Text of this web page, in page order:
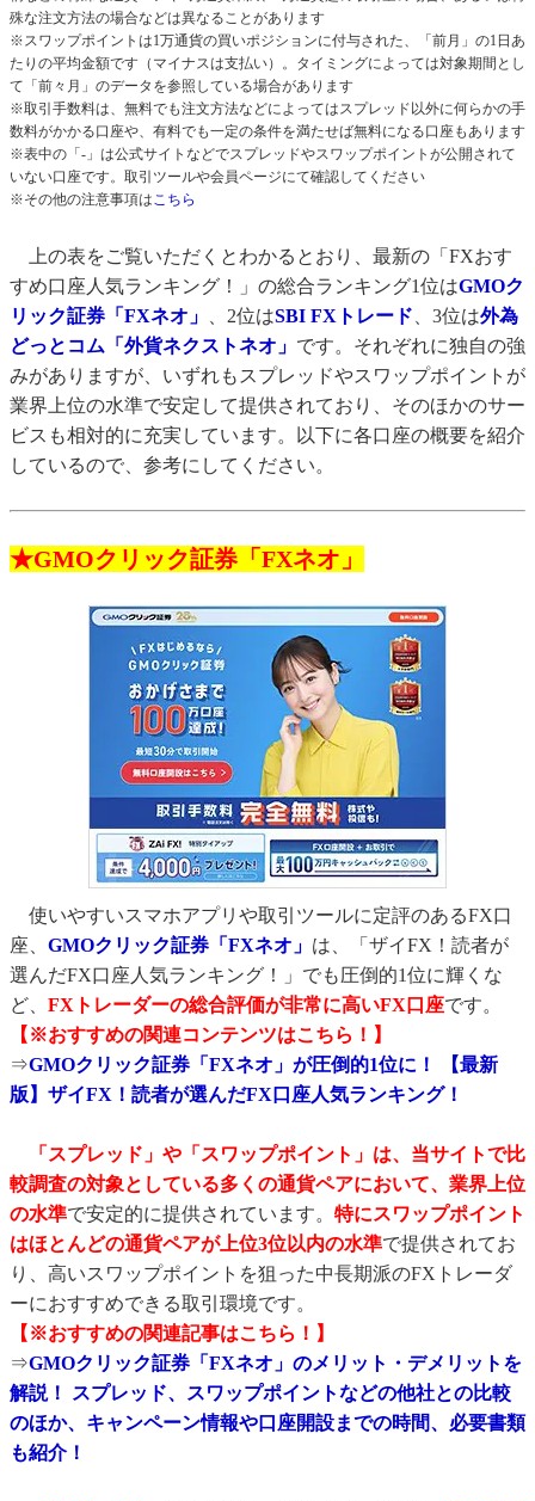
殊な注文方法の場合などは異なることがあります
※スワップポイントは1万通貨の買いポジションに付与された、「前月」の1日あ
たりの平均金額です（マイナスは支払い）。タイミングによっては対象期間とし
て「前々月」のデータを参照している場合があります
※取引手数料は、無料でも注文方法などによってはスプレッド以外に何らかの手
数料がかかる口座や、有料でも一定の条件を満たせば無料になる口座もあります
※表中の「-」は公式サイトなどでスプレッドやスワップポイントが公開されて
いない口座です。取引ツールや会員ページにて確認してください
※その他の注意事項はこちら
上の表をご覧いただくとわかるとおり、最新の「FXおす
すめ口座人気ランキング！」の総合ランキング1位はGMOク
リック証券「FXネオ」
、2位はSBI FXトレード 、3位は外為
どっとコム「外貨ネクストネオ」 です。それぞれに独自の強
みがありますが、いずれもスプレッドやスワップポイントが
業界上位の水準で安定して提供されており、そのほかのサー
ビスも相対的に充実しています。以下に各口座の概要を紹介
しているので、参考にしてください。
★GMOクリック証券「FXネオ」
使いやすいスマホアプリや取引ツールに定評のあるFX口
座、 GMOクリック証券「FXネオ」 は、「ザイFX！読者が
選んだFX口座人気ランキング！」でも圧倒的1位に輝くな
ど、 FXトレーダーの総合評価が非常に高いFX口座です。
【※おすすめの関連コンテンツはこちら！】
⇒GMOクリック証券「FXネオ」が圧倒的1位に！ 【最新
版】ザイFX！読者が選んだFX口座人気ランキング！
「スプレッド」や「スワップポイント」は、当サイトで比
較調査の対象としている多くの通貨ペアにおいて、業界上位
の水準で安定的に提供されています。 特にスワップポイント
はほとんどの通貨ペアが上位3位以内の水準で提供されてお
り、高いスワップポイントを狙った中長期派のFXトレーダ
ーにおすすめできる取引環境です。
【※おすすめの関連記事はこちら！】
⇒GMOクリック証券「FXネオ」のメリット・デメリットを
解説！ スプレッド、スワップポイントなどの他社との比較
のほか、キャンペーン情報や口座開設までの時間、必要書類
も紹介！